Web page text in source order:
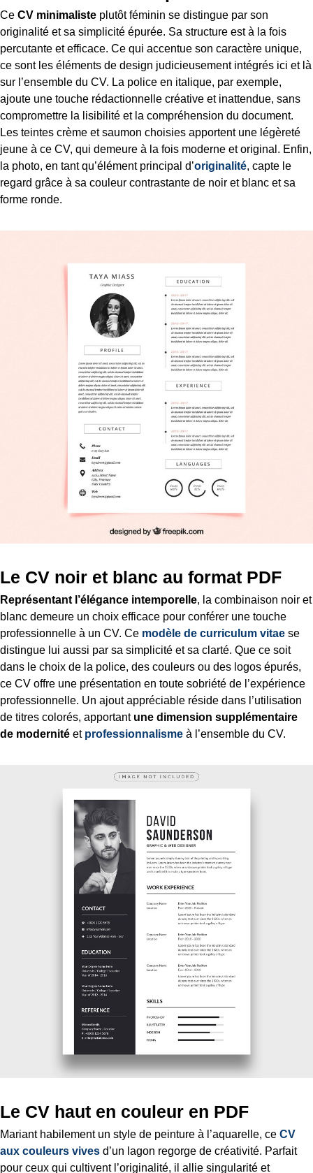
Ce CV minimaliste plutôt féminin se distingue par son
originalité et sa simplicité épurée. Sa structure est à la fois
percutante et efficace. Ce qui accentue son caractère unique,
ce sont les éléments de design judicieusement intégrés ici et là
sur l’ensemble du CV. La police en italique, par exemple,
ajoute une touche rédactionnelle créative et inattendue, sans
compromettre la lisibilité et la compréhension du document.
Les teintes crème et saumon choisies apportent une légèreté
jeune à ce CV, qui demeure à la fois moderne et original. Enfin,
la photo, en tant qu’élément principal d’originalité, capte le
regard grâce à sa couleur contrastante de noir et blanc et sa
forme ronde.
Le CV noir et blanc au format PDF
Représentant l’élégance intemporelle, la combinaison noir et
blanc demeure un choix efficace pour conférer une touche
professionnelle à un CV. Ce modèle de curriculum vitae se
distingue lui aussi par sa simplicité et sa clarté. Que ce soit
dans le choix de la police, des couleurs ou des logos épurés,
ce CV offre une présentation en toute sobriété de l’expérience
professionnelle. Un ajout appréciable réside dans l’utilisation
de titres colorés, apportant une dimension supplémentaire
de modernité et professionnalisme à l’ensemble du CV.
Le CV haut en couleur en PDF
Mariant habilement un style de peinture à l’aquarelle, ce CV
aux couleurs vives d’un lagon regorge de créativité. Parfait
pour ceux qui cultivent l’originalité, il allie singularité et